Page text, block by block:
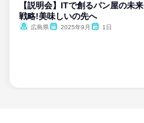
【説明会】ITで創るパン屋の未来
戦略!美味しいの先へ
広島県 2025年9月 1日